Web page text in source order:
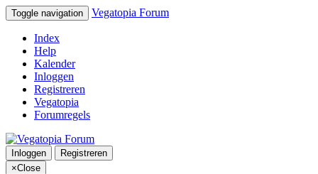
Toggle navigation Vegatopia Forum
Index
Help
Kalender
Inloggen
Registreren
Vegatopia
Forumregels
Inloggen
Registreren
×Close